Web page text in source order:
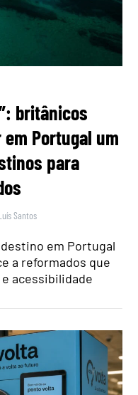
britânicos
Portugal um
para
Santos
em Portugal
a reformados que
acessibilidade